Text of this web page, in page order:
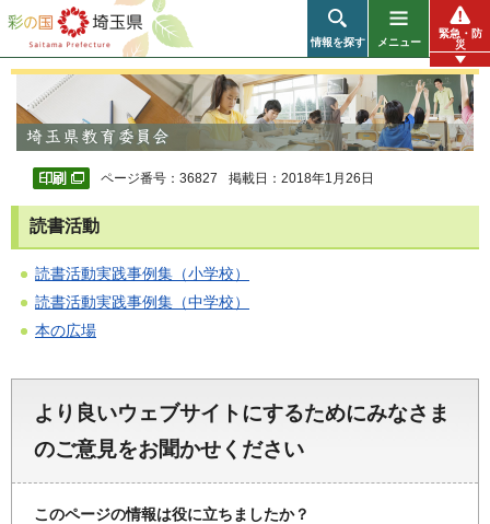
彩の国 埼玉県
情報を探す メニュー
緊急・防
災
ページ番号：36827 掲載日：2018年1月26日
読書活動
読書活動実践事例集（小学校）
読書活動実践事例集（中学校）
本の広場
より良いウェブサイトにするためにみなさま
のご意見をお聞かせください
このページの情報は役に立ちましたか？